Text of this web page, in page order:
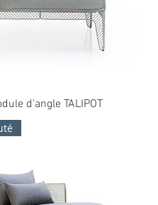
d'angle TALIPOT